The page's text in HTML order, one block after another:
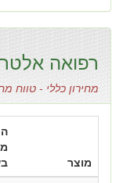
רפואה
מחירון כללי - טווח
מוצר